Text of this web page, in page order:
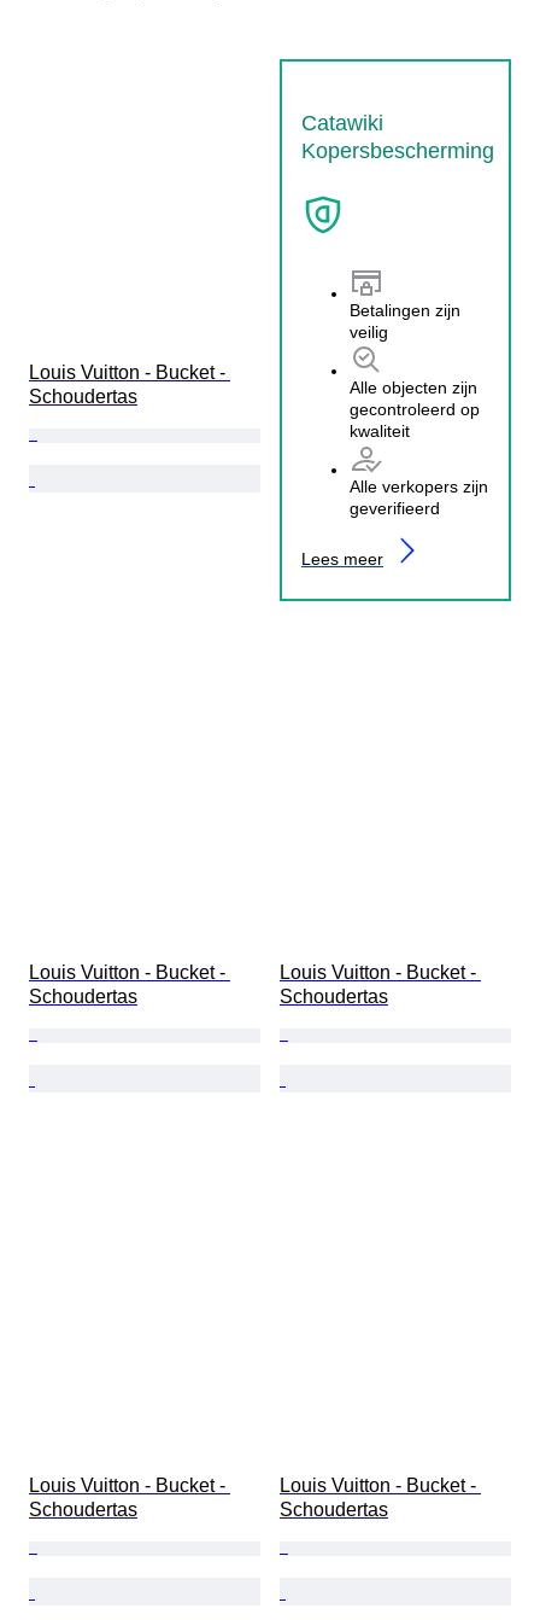
Catawiki
Kopersbescherming
Betalingen zijn
veilig
Alle objecten zijn
gecontroleerd op
kwaliteit
Alle verkopers zijn
geverifieerd
Lees meer
Louis Vuitton - Bucket -
Schoudertas
Louis Vuitton - Bucket -
Schoudertas
Louis Vuitton - Bucket -
Schoudertas
Louis Vuitton - Bucket -
Schoudertas
Louis Vuitton - Bucket -
Schoudertas